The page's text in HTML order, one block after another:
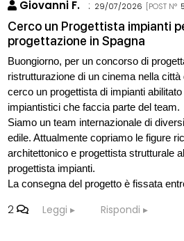
Giovanni F. : 29/07/2026 [POST N°
Cerco un Progettista impianti
progettazione in Spagna
Buongiorno, per un concorso di
ristrutturazione di un cinema nella
cerco un progettista di impianti
impiantistici che faccia parte del team.
Siamo un team internazionale di
edile. Attualmente copriamo le figure
architettonico e progettista strutturale
progettista impianti.
La consegna del progetto è fissata
2 Leggi Rispondi